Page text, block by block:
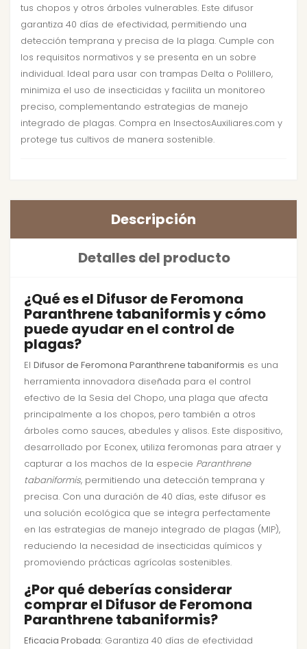
tus chopos y otros árboles vulnerables. Este difusor
garantiza 40 días de efectividad, permitiendo una
detección temprana y precisa de la plaga. Cumple con
los requisitos normativos y se presenta en un sobre
individual. Ideal para usar con trampas Delta o Polillero,
minimiza el uso de insecticidas y facilita un monitoreo
preciso, complementando estrategias de manejo
integrado de plagas. Compra en InsectosAuxiliares.com y
protege tus cultivos de manera sostenible.
Descripción
Detalles del producto
¿Qué es el Difusor de Feromona
Paranthrene tabaniformis y cómo
puede ayudar en el control de
plagas?
El Difusor de Feromona Paranthrene tabaniformis es una
herramienta innovadora diseñada para el control
efectivo de la Sesia del Chopo, una plaga que afecta
principalmente a los chopos, pero también a otros
árboles como sauces, abedules y alisos. Este dispositivo,
desarrollado por Econex, utiliza feromonas para atraer y
capturar a los machos de la especie Paranthrene
tabaniformis, permitiendo una detección temprana y
precisa. Con una duración de 40 días, este difusor es
una solución ecológica que se integra perfectamente
en las estrategias de manejo integrado de plagas (MIP),
reduciendo la necesidad de insecticidas químicos y
promoviendo prácticas agrícolas sostenibles.
¿Por qué deberías considerar
comprar el Difusor de Feromona
Paranthrene tabaniformis?
Eficacia Probada: Garantiza 40 días de efectividad